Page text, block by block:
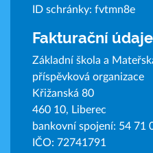
ID schránky: fvtmn8e
Fakturační údaje
Základní škola a
příspěvková organizace
Křižanská 80
460 10, Liberec
bankovní spojení: 54 71
IČO: 72741791